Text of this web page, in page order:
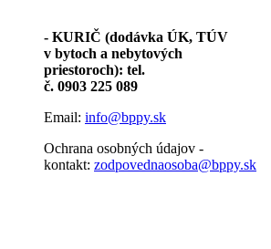
- KURIČ (dodávka ÚK, TÚV
v bytoch a nebytových
priestoroch): tel.
č. 0903 225 089
Email: info@bppy.sk
Ochrana osobných údajov -
kontakt: zodpovednaosoba@bppy.sk